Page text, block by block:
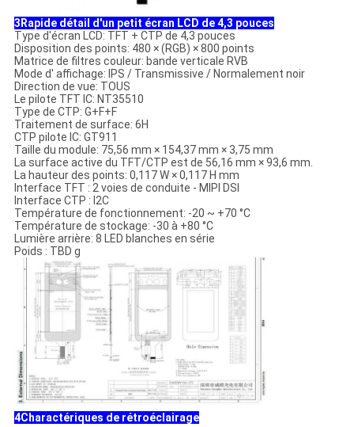
3Rapide détail d'un petit écran LCD de 4,3 pouces
Type d'écran LCD: TFT + CTP de 4,3 pouces
Disposition des points: 480 × (RGB) × 800 points
Matrice de filtres couleur: bande verticale RVB
Mode d' affichage: IPS / Transmissive / Normalement noir
Direction de vue: TOUS
Le pilote TFT IC: NT35510
Type de CTP: G+F+F
Traitement de surface: 6H
CTP pilote IC: GT911
Taille du module: 75,56 mm × 154,37 mm × 3,75 mm
La surface active du TFT/CTP est de 56,16 mm × 93,6 mm.
La hauteur des points: 0,117 W × 0,117 H mm
Interface TFT : 2 voies de conduite - MIPI DSI
Interface CTP : I2C
Température de fonctionnement: -20 ~ +70 °C
Température de stockage: -30 à +80 °C
Lumière arrière: 8 LED blanches en série
Poids : TBD g
4Charactériques de rétroéclairage